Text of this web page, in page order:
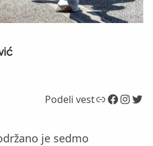
Podeli vestLink Facebook InstagramTwitter
je sedmo